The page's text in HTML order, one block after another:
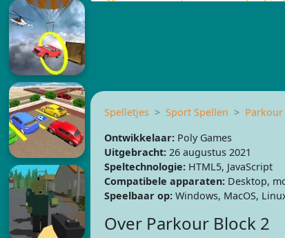
Spelletjes Sport Spellen
Ontwikkelaar:Poly Games
Uitgebracht:26 augustus 2021
Speltechnologie:HTML5, JavaScript
Compatibele apparaten:Desktop,
Speelbaar op:Windows, MacOS,
Over Parkour Block 2